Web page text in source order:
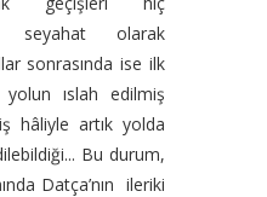
seyahat olarak
sonrasında ise ilk
ıslah edilmiş
hâliyle artık yolda
Bu durum,
Datça’nın ileriki